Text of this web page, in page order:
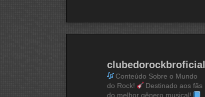
clubedorockbroficial
Conteúdo Sobre o Mundo
do Rock!
Destinado aos fãs
do melhor gênero musical!